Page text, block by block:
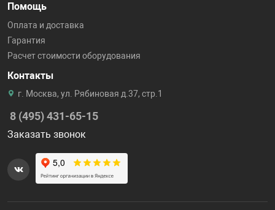
Помощь
Оплата и доставка
Гарантия
Расчет стоимости оборудования
Контакты
г. Москва, ул. Рябиновая д.37, стр.1
8 (495) 431-65-15
Заказать звонок